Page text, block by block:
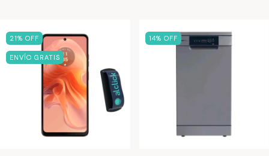
21% OFF
ENVÍO GRATIS
14% OFF